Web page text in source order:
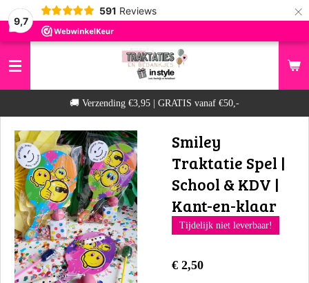
9,7
591 Reviews ×
​🚚 Verzending €3,95 | GRATIS vanaf €50,-
Smiley
Traktatie Spel |
School & KDV |
Kant-en-klaar
Tijdelijk niet leverbaar!
€ 2,50